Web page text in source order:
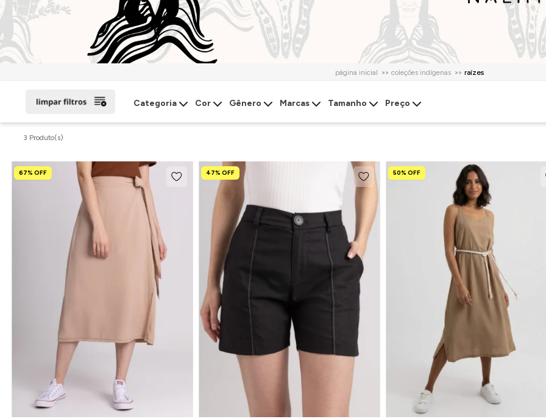
página inicial coleções indígenas raízes
Categoria Cor Gênero Marcas Tamanho Preço
3 Produto(s)
67% OFF 47% OFF 50% OFF